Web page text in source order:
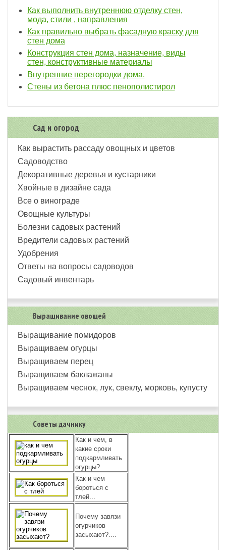
Как выполнить внутреннюю отделку стен,
мода, стили , направления
Как правильно выбрать фасадную краску для
стен дома
Конструкция стен дома, назначение, виды
стен, конструктивные материалы
Внутренние перегородки дома.
Стены из бетона плюс пенополистирол
Сад и огород
Как вырастить рассаду овощных и цветов
Садоводство
Декоративные деревья и кустарники
Хвойные в дизайне сада
Все о винограде
Овощные культуры
Болезни садовых растений
Вредители садовых растений
Удобрения
Ответы на вопросы садоводов
Садовый инвентарь
Выращивание овощей
Выращивание помидоров
Выращиваем огурцы
Выращиваем перец
Выращиваем баклажаны
Выращиваем чеснок, лук, свеклу, морковь, купусту
Советы дачнику
Как и чем, в
какие сроки
подкармливать
огурцы?
Как и чем
бороться с
тлей...
Почему завязи
огурчиков
засыхают?....